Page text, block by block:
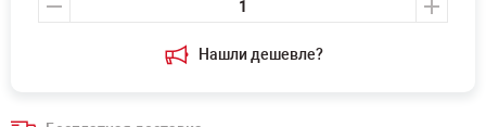
Нашли дешевле?